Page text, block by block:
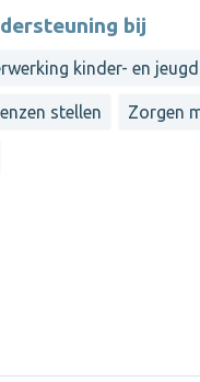
bij
kinder- en
stellen Zorgen